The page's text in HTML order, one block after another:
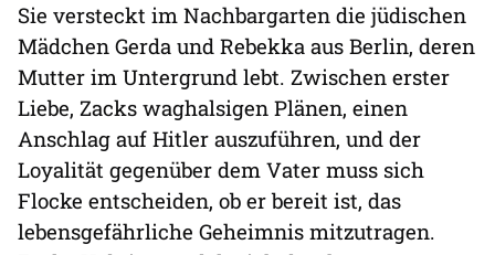
Sie versteckt im Nachbargarten die jüdischen
Mädchen Gerda und Rebekka aus Berlin, deren
Mutter im Untergrund lebt. Zwischen erster
Liebe, Zacks waghalsigen Plänen, einen
Anschlag auf Hitler auszuführen, und der
Loyalität gegenüber dem Vater muss sich
Flocke entscheiden, ob er bereit ist, das
lebensgefährliche Geheimnis mitzutragen.